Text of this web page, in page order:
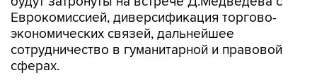
Еврокомиссией, диверсификация торгово-
экономических связей, дальнейшее
сотрудничество в гуманитарной и правовой
сферах.